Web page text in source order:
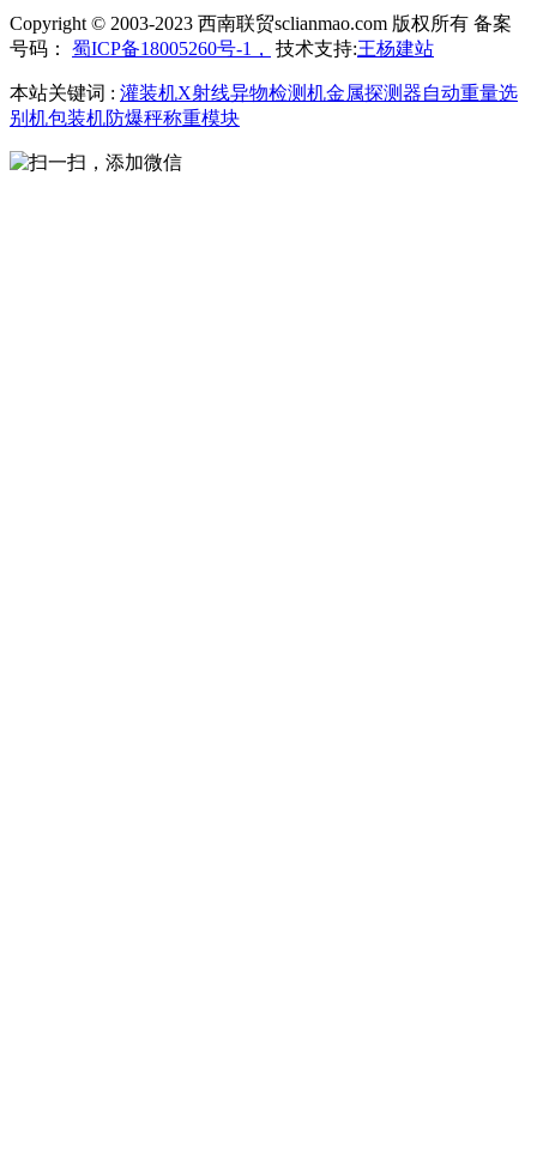
Copyright © 2003-2023 西南联贸sclianmao.com 版权所有 备案
号码： 蜀ICP备18005260号-1， 技术支持:王杨建站
本站关键词 : 灌装机X射线异物检测机金属探测器自动重量选
别机包装机防爆秤称重模块